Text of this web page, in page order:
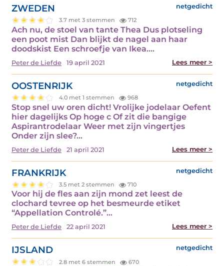
ZWEDEN netgedicht
3.7 met 3 stemmen 712
Ach nu, de stoel van tante Thea Dus plotseling
een poot mist Dan blijkt de nagel aan haar
doodskist Een schroefje van Ikea.…
Peter de Liefde 19 april 2021 Lees meer >
OOSTENRIJK netgedicht
4.0 met 1 stemmen 968
Stop snel uw oren dicht! Vrolijke jodelaar Oefent
hier dagelijks Op hoge c Of zit die bangige
Aspirantrodelaar Weer met zijn vingertjes
Onder zijn slee?…
Peter de Liefde 21 april 2021 Lees meer >
FRANKRIJK netgedicht
3.5 met 2 stemmen 710
Voor hij de fles aan zijn mond zet leest de
clochard tevree op het besmeurde etiket
“Appellation Controlé.”…
Peter de Liefde 22 april 2021 Lees meer >
IJSLAND netgedicht
2.8 met 6 stemmen 670